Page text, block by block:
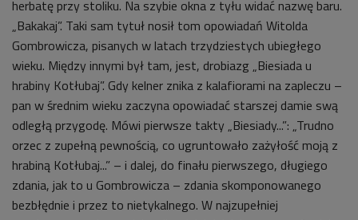
herbatę przy stoliku. Na szybie okna z tyłu widać nazwę baru.
„Bakakaj”. Taki sam tytuł nosił tom opowiadań Witolda
Gombrowicza, pisanych w latach trzydziestych ubiegłego
wieku. Między innymi był tam, jest, drobiazg „Biesiada u
hrabiny Kotłubaj”. Gdy kelner znika z kalafiorami na zapleczu –
pan w średnim wieku zaczyna opowiadać starszej damie swą
odległą przygodę. Mówi pierwsze takty „Biesiady...”: „Trudno
orzec z zupełną pewnością, co ugruntowało zażyłość moją z
hrabiną Kotłubaj...” – i dalej, do finału pierwszego, długiego
zdania, jak to u Gombrowicza – zdania skomponowanego
bezbłędnie i przez to nietykalnego. W najzupełniej